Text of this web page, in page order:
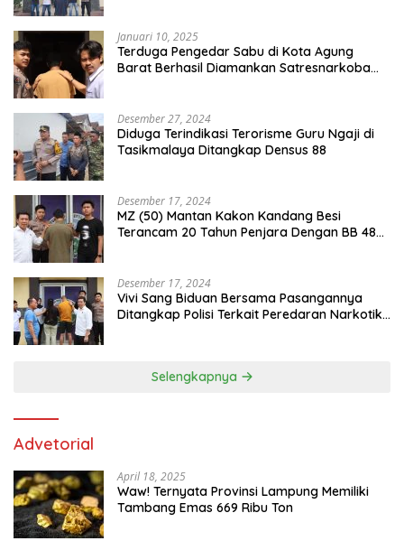
Januari 10, 2025
Terduga Pengedar Sabu di Kota Agung
Barat Berhasil Diamankan Satresnarkoba
Desember 27, 2024
Diduga Terindikasi Terorisme Guru Ngaji di
Tasikmalaya Ditangkap Densus 88
Desember 17, 2024
MZ (50) Mantan Kakon Kandang Besi
Terancam 20 Tahun Penjara Dengan BB 48
Desember 17, 2024
Vivi Sang Biduan Bersama Pasangannya
Ditangkap Polisi Terkait Peredaran Narkotika
Selengkapnya
Advetorial
April 18, 2025
Waw! Ternyata Provinsi Lampung Memiliki
Tambang Emas 669 Ribu Ton